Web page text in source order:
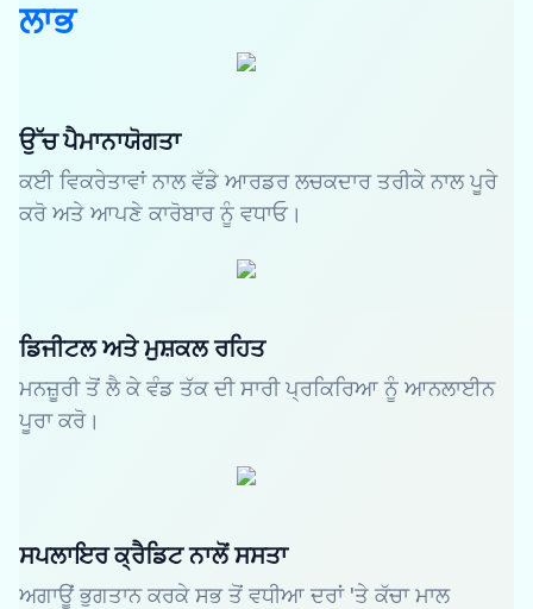
ਲਾਭ
ਉੱਚ ਪੈਮਾਨਾਯੋਗਤਾ
ਕਈ ਵਿਕਰੇਤਾਵਾਂ ਨਾਲ ਵੱਡੇ ਆਰਡਰ ਲਚਕਦਾਰ ਤਰੀਕੇ ਨਾਲ ਪੂਰੇ
ਕਰੋ ਅਤੇ ਆਪਣੇ ਕਾਰੋਬਾਰ ਨੂੰ ਵਧਾਓ।
ਡਿਜੀਟਲ ਅਤੇ ਮੁਸ਼ਕਲ ਰਹਿਤ
ਮਨਜ਼ੂਰੀ ਤੋਂ ਲੈ ਕੇ ਵੰਡ ਤੱਕ ਦੀ ਸਾਰੀ ਪ੍ਰਕਿਰਿਆ ਨੂੰ ਆਨਲਾਈਨ
ਪੂਰਾ ਕਰੋ।
ਸਪਲਾਇਰ ਕ੍ਰੈਡਿਟ ਨਾਲੋਂ ਸਸਤਾ
ਅਗਾਊਂ ਭੁਗਤਾਨ ਕਰਕੇ ਸਭ ਤੋਂ ਵਧੀਆ ਦਰਾਂ 'ਤੇ ਕੱਚਾ ਮਾਲ